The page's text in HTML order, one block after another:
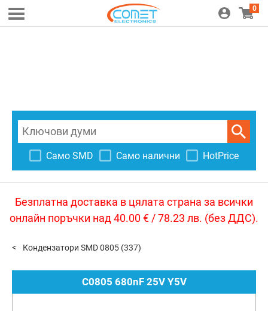
0
Само SMD Само налични HotPrice
Безплатна доставка в цялата страна за всички
онлайн поръчки над 40.00 € / 78.23 лв. (без ДДС).
Кондензатори SMD 0805 (337)
C0805 680nF 25V Y5V